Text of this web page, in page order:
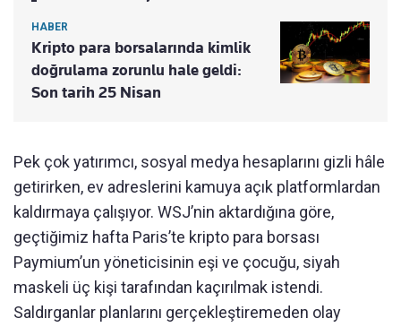
HABER
Kripto para borsalarında kimlik
doğrulama zorunlu hale geldi:
Son tarih 25 Nisan
Pek çok yatırımcı, sosyal medya hesaplarını gizli hâle
getirirken, ev adreslerini kamuya açık platformlardan
kaldırmaya çalışıyor. WSJ’nin aktardığına göre,
geçtiğimiz hafta Paris’te kripto para borsası
Paymium’un yöneticisinin eşi ve çocuğu, siyah
maskeli üç kişi tarafından kaçırılmak istendi.
Saldırganlar planlarını gerçekleştiremeden olay